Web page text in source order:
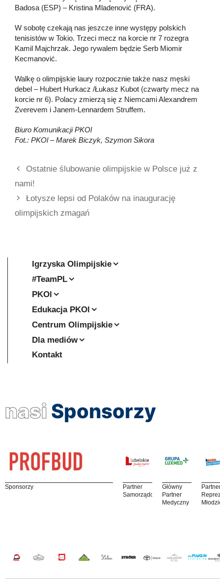
Badosa (ESP) – Kristina Mladenović (FRA).
W sobotę czekają nas jeszcze inne występy polskich
tenisistów w Tokio. Trzeci mecz na korcie nr 7 rozegra
Kamil Majchrzak. Jego rywalem będzie Serb Miomir
Kecmanović.
Walkę o olimpijskie laury rozpocznie także nasz męski
debel – Hubert Hurkacz /Łukasz Kubot (czwarty mecz na
korcie nr 6). Polacy zmierzą się z Niemcami Alexandrem
Zverevem i Janem-Lennardem Struffem.
Biuro Komunikacji PKOl
Fot.: PKOl–Marek Biczyk, Szymon Sikora
Ostatnie ślubowanie olimpijskie w Polsce już z
nami!
Łotysze lepsi od Polaków na inaugurację
olimpijskich zmagań
Igrzyska Olimpijskie
#TeamPL
PKOl
Edukacja PKOl
Centrum Olimpijskie
Dla mediów
Kontakt
nasi Sponsorzy
Sponsorzy
Partner
Samorządowy
Główny
Partner
Medyczny